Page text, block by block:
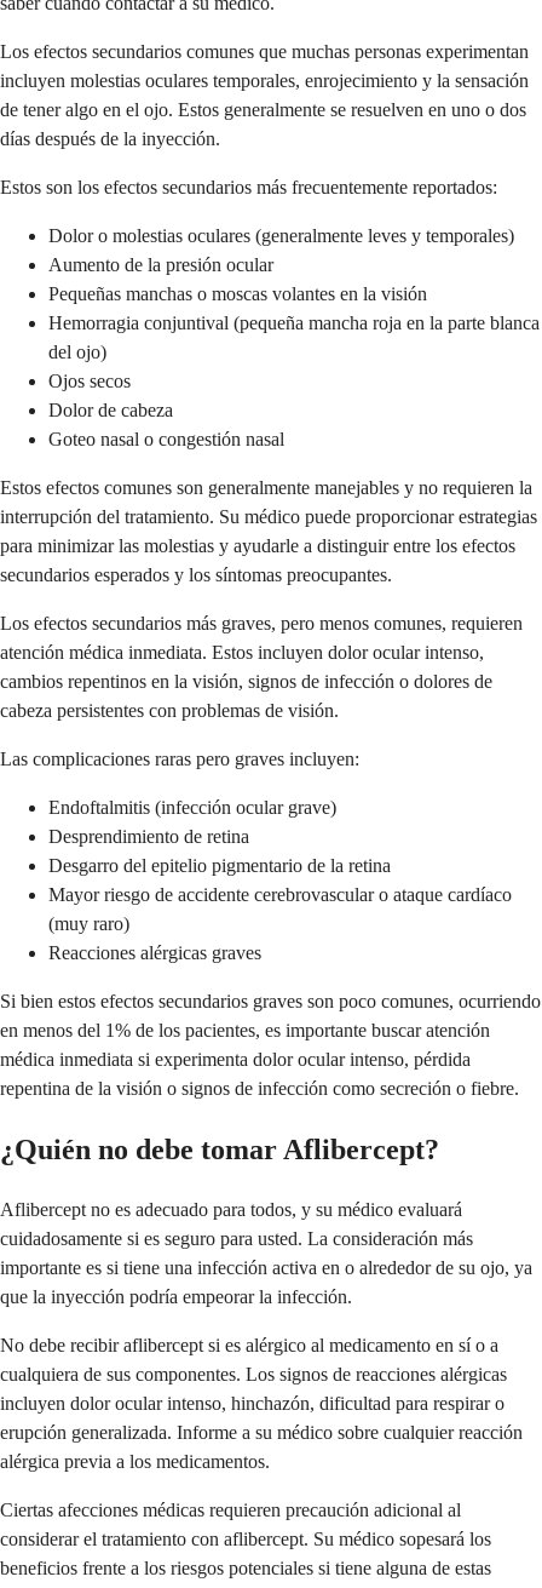
Los efectos secundarios comunes que muchas personas experimentan
incluyen molestias oculares temporales, enrojecimiento y la sensación
de tener algo en el ojo. Estos generalmente se resuelven en uno o dos
días después de la inyección.
Estos son los efectos secundarios más frecuentemente reportados:
Dolor o molestias oculares (generalmente leves y temporales)
Aumento de la presión ocular
Pequeñas manchas o moscas volantes en la visión
Hemorragia conjuntival (pequeña mancha roja en la parte blanca
del ojo)
Ojos secos
Dolor de cabeza
Goteo nasal o congestión nasal
Estos efectos comunes son generalmente manejables y no requieren la
interrupción del tratamiento. Su médico puede proporcionar estrategias
para minimizar las molestias y ayudarle a distinguir entre los efectos
secundarios esperados y los síntomas preocupantes.
Los efectos secundarios más graves, pero menos comunes, requieren
atención médica inmediata. Estos incluyen dolor ocular intenso,
cambios repentinos en la visión, signos de infección o dolores de
cabeza persistentes con problemas de visión.
Las complicaciones raras pero graves incluyen:
Endoftalmitis (infección ocular grave)
Desprendimiento de retina
Desgarro del epitelio pigmentario de la retina
Mayor riesgo de accidente cerebrovascular o ataque cardíaco
(muy raro)
Reacciones alérgicas graves
Si bien estos efectos secundarios graves son poco comunes, ocurriendo
en menos del 1% de los pacientes, es importante buscar atención
médica inmediata si experimenta dolor ocular intenso, pérdida
repentina de la visión o signos de infección como secreción o fiebre.
¿Quién no debe tomar Aflibercept?
Aflibercept no es adecuado para todos, y su médico evaluará
cuidadosamente si es seguro para usted. La consideración más
importante es si tiene una infección activa en o alrededor de su ojo, ya
que la inyección podría empeorar la infección.
No debe recibir aflibercept si es alérgico al medicamento en sí o a
cualquiera de sus componentes. Los signos de reacciones alérgicas
incluyen dolor ocular intenso, hinchazón, dificultad para respirar o
erupción generalizada. Informe a su médico sobre cualquier reacción
alérgica previa a los medicamentos.
Ciertas afecciones médicas requieren precaución adicional al
considerar el tratamiento con aflibercept. Su médico sopesará los
beneficios frente a los riesgos potenciales si tiene alguna de estas